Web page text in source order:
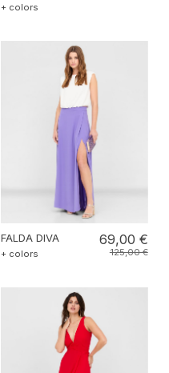
+ colors
FALDA DIVA
+ colors
69,00 €
125,00 €